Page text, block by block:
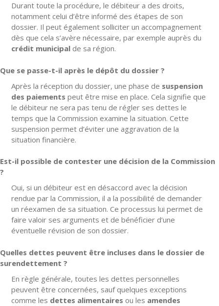
Durant toute la procédure, le débiteur a des droits,
notamment celui d’être informé des étapes de son
dossier. Il peut également solliciter un accompagnement
dès que cela s’avère nécessaire, par exemple auprès du
crédit municipalde sa région.
Que se passe-t-il après le dépôt du dossier ?
Après la réception du dossier, une phase de suspension
des paiements peut être mise en place. Cela signifie que
le débiteur ne sera pas tenu de régler ses dettes le
temps que la Commission examine la situation. Cette
suspension permet d’éviter une aggravation de la
situation financière.
Est-il possible de contester une décision de la Commission
?
Oui, si un débiteur est en désaccord avec la décision
rendue par la Commission, il a la possibilité de demander
un réexamen de sa situation. Ce processus lui permet de
faire valoir ses arguments et de bénéficier d’une
éventuelle révision de son dossier.
Quelles dettes peuvent être incluses dans le dossier de
surendettement ?
En règle générale, toutes les dettes personnelles
peuvent être concernées, sauf quelques exceptions
comme les dettes alimentaires ou les amendes